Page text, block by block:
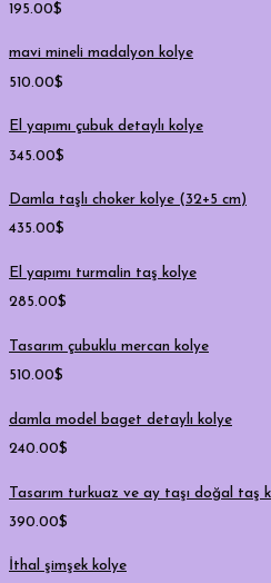
195.00$
mavi mineli madalyon kolye
510.00$
El yapımı çubuk detaylı kolye
345.00$
Damla taşlı choker kolye (32+5 cm)
435.00$
El yapımı turmalin taş kolye
285.00$
Tasarım çubuklu mercan kolye
510.00$
damla model baget detaylı kolye
240.00$
Tasarım turkuaz ve ay taşı doğal taş
390.00$
İthal şimşek kolye